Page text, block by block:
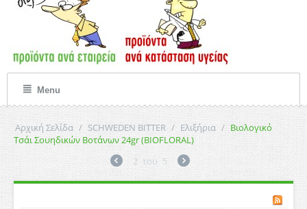
Menu
Αρχική Σελίδα / SCHWEDEN BITTER / Ελιξήρια / Βιολογικό
Τσάι Σουηδικών Βοτάνων 24gr (BIOFLORAL)
2 του 5